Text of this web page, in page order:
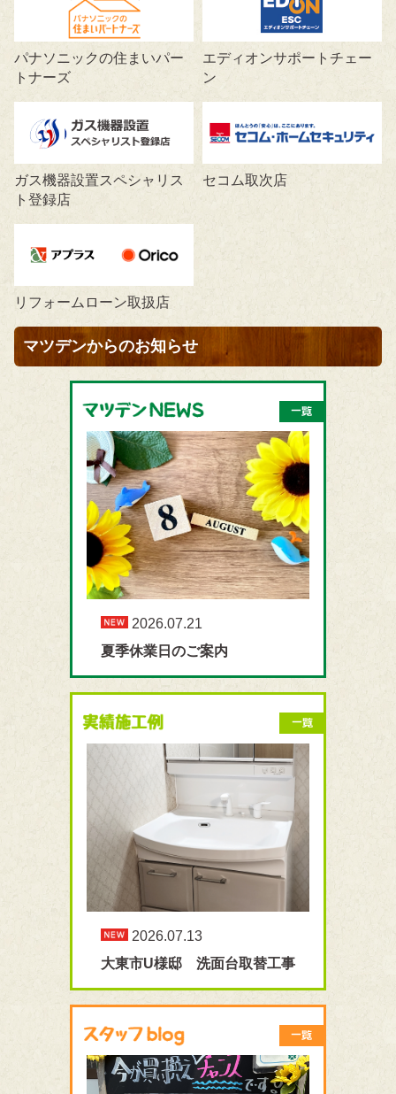
パナソニックの住まいパー
トナーズ
エディオンサポートチェー
ン
ガス機器設置スペシャリス
ト登録店
セコム取次店
リフォームローン取扱店
マツデンからのお知らせ
2026.07.21
夏季休業日のご案内
2026.07.13
大東市U様邸 洗面台取替工事